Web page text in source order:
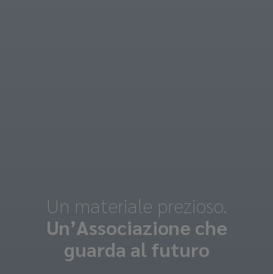
Un materiale prezioso.
Un’Associazione che
guarda al futuro